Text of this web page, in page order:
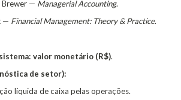
Brewer — Managerial Accounting.
— Financial Management: Theory & Practice.
valor monetário (R$).
de setor):
líquida de caixa pelas operações.